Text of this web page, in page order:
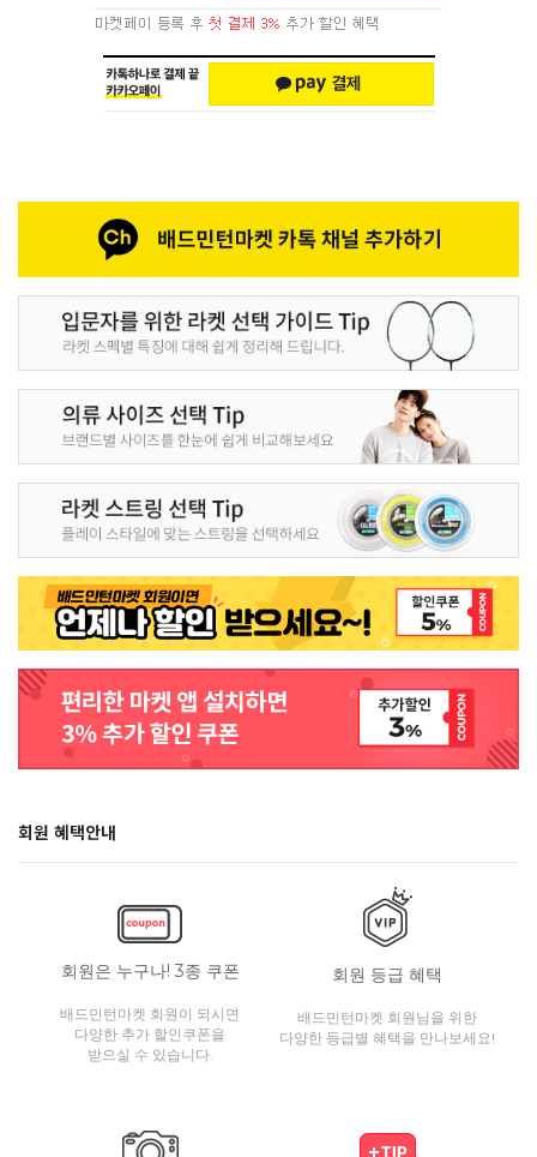
회원 혜택안내
회원은 누구나! 3종 쿠폰
배드민턴마켓 회원이 되시면
다양한 추가 할인쿠폰을
받으실 수 있습니다.
회원 등급 혜택
배드민턴마켓 회원님을 위한
다양한 등급별 혜택을 만나보세요!